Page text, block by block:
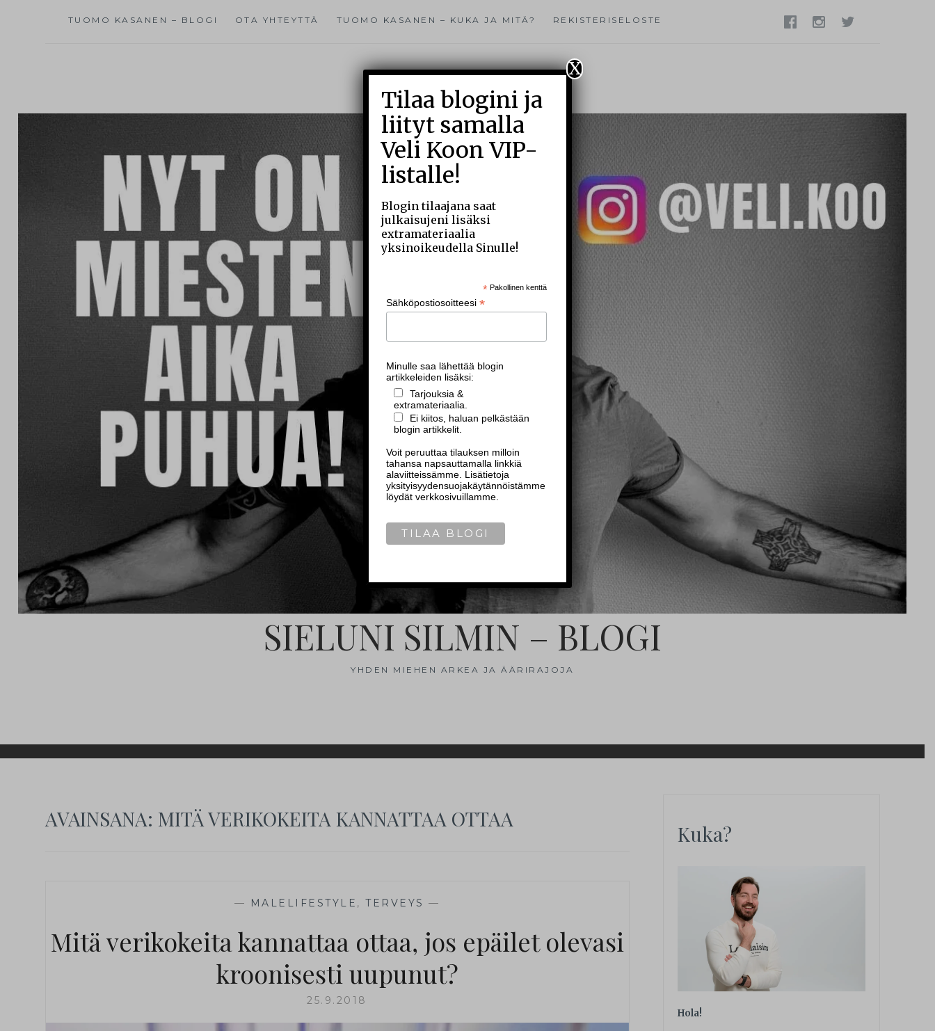
TUOMO KASANEN – BLOGI OTA YHTEYTTÄ TUOMO KASANEN – KUKA JA MITÄ? REKISTERISELOSTE
SIELUNI SILMIN – BLOGI
YHDEN MIEHEN ARKEA JA ÄÄRIRAJOJA
AVAINSANA: MITÄ VERIKOKEITA KANNATTAA OTTAA
— MALELIFESTYLE , TERVEYS —
Mitä verikokeita kannattaa ottaa, jos epäilet olevasi
kroonisesti uupunut?
25.9.2018
Kuka?
Hola!
Tilaa blogini ja
liityt samalla
Veli Koon VIP-
listalle!
Blogin tilaajana saat
julkaisujeni lisäksi
extramateriaalia
yksinoikeudella Sinulle!
* Pakollinen kenttä
Sähköpostiosoitteesi*
Minulle saa lähettää blogin
artikkeleiden lisäksi:
Tarjouksia &
extramateriaalia.
Ei kiitos, haluan pelkästään
blogin artikkelit.
Voit peruuttaa tilauksen milloin
tahansa napsauttamalla linkkiä
alaviitteissämme. Lisätietoja
yksityisyydensuojakäytännöistämme
löydät verkkosivuillamme.
X